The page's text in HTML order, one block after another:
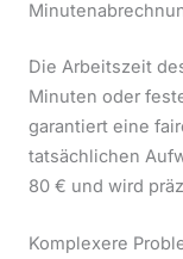
Die Arbeitszeit
Minuten oder
garantiert eine
tatsächlichen
80 € und wird
Komplexere